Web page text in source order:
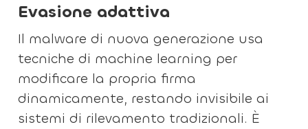
Evasione adattiva
Il malware di nuova generazione usa
tecniche di machine learning per
modificare la propria firma
dinamicamente, restando invisibile ai
sistemi di rilevamento tradizionali. È